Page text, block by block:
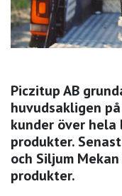
Piczitup AB
huvudsakligen
kunder över
produkter.
och Siljum
produkter.